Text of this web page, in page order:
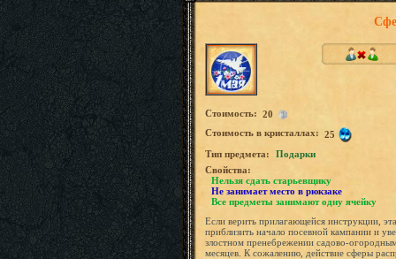
Стоимость: 20
Стоимость в кристаллах: 25
Tип предмета:
Подарки
Свойства:
Нельзя сдать старьевщику
Не занимает место в рюкзаке
Все предметы занимают одну ячейку
Если верить прилагающейся инструкции,
приблизить начало посевной кампании и
злостном пренебрежении садово-
месяцев. К сожалению, действие сферы